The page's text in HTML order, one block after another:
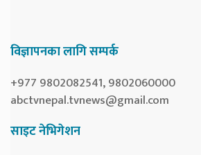
विज्ञापनका लागि सम्पर्क
+977 9802082541, 9802060000
abctvnepal.tvnews@gmail.com
साइट नेभिगेशन